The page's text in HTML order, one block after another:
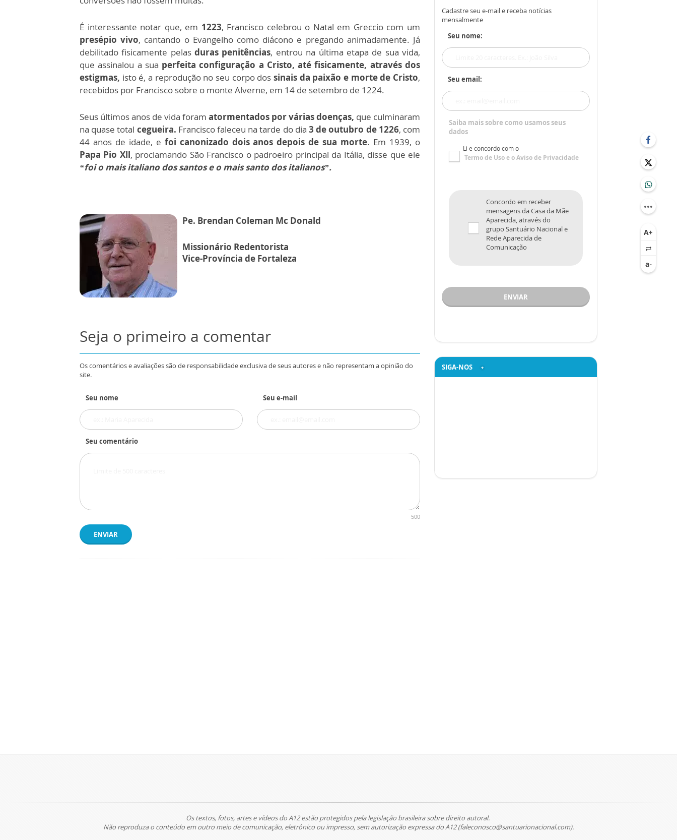
É interessante notar que, em 1223, Francisco celebrou o Natal em Greccio com um
presépio vivo, cantando o Evangelho como diácono e pregando animadamente. Já
debilitado fisicamente pelasduras penitências, entrou na última etapa de sua vida,
que assinalou a sua perfeita configuração a Cristo, até fisicamente, através dos
estigmas, isto é, a reprodução no seu corpo dos sinais da paixão e morte de Cristo,
recebidos por Francisco sobre o monte Alverne, em 14 de setembro de 1224.
Seus últimos anos de vida foram atormentados por várias doenças, que culminaram
na quase total cegueira. Francisco faleceu na tarde do dia3 de outubro de 1226, com
44 anos de idade, e foi canonizado dois anos depois de sua morte. Em 1939, o
Papa Pio Xll, proclamando São Francisco o padroeiro principal da Itália, disse que ele
“foi o mais italiano dos santos e o mais santo dos italianos”.
Pe. Brendan Coleman Mc Donald
Missionário Redentorista
Vice-Província de Fortaleza
Seja o primeiro a comentar
Os comentários e avaliações são de responsabilidade exclusiva de seus autores e não representam a opinião do
site.
Seu nome Seu e-mail
Seu comentário
500
ENVIAR
Cadastre seu e-mail e receba notícias
mensalmente
Seu nome:
Seu email:
Saiba mais sobre como usamos seus
dados
Li e concordo com o
Termo de Usoe oAviso de Privacidade
Concordo em receber
mensagens da Casa da Mãe
Aparecida, através do
grupo Santuário Nacional e
Rede Aparecida de
Comunicação
ENVIAR
SIGA-NOS
Os textos, fotos, artes e vídeos do A12 estão protegidos pela legislação brasileira sobre direito autoral.
Não reproduza o conteúdo em outro meio de comunicação, eletrônico ou impresso, sem autorização expressa do A12 (faleconosco@santuarionacional.com).